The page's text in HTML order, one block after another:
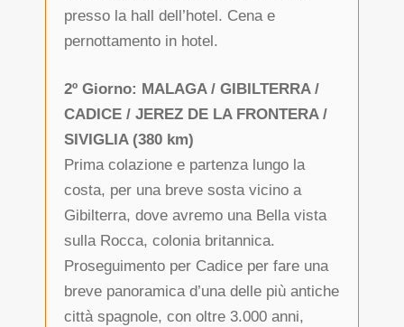
presso la hall dell’hotel. Cena e
pernottamento in hotel.
2º Giorno: MALAGA / GIBILTERRA /
CADICE / JEREZ DE LA FRONTERA /
SIVIGLIA (380 km)
Prima colazione e partenza lungo la
costa, per una breve sosta vicino a
Gibilterra, dove avremo una Bella vista
sulla Rocca, colonia britannica.
Proseguimento per Cadice per fare una
breve panoramica d’una delle più antiche
città spagnole, con oltre 3.000 anni,